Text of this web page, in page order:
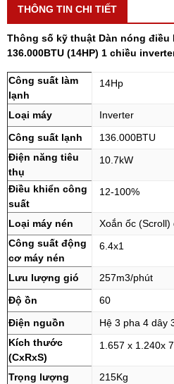
THÔNG TIN CHI TIẾT
Thông số kỹ thuật Dàn nóng điều
136.000BTU (14HP) 1 chiều
Công suất làm
lạnh
14Hp
Loại máy
Inverter
Công suất lạnh
136.000BTU
Điện năng tiêu
thụ
10.7kW
Điều khiển công
suất
12-100%
Loại máy nén
Xoắn ốc (Scroll)
Công suất động
cơ máy nén
6.4x1
Lưu lượng gió
257m3/phút
Độ ồn
60
Điện nguồn
Hệ 3 pha 4 dây
Kích thước
(CxRxS)
1.657 x 1.240x
Trọng lượng 215Kg